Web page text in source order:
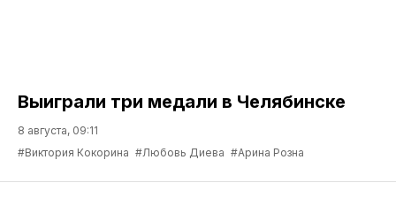
Выиграли три медали в Челябинске
8 августа, 09:11
#Виктория Кокорина #Любовь Диева #Арина Розна